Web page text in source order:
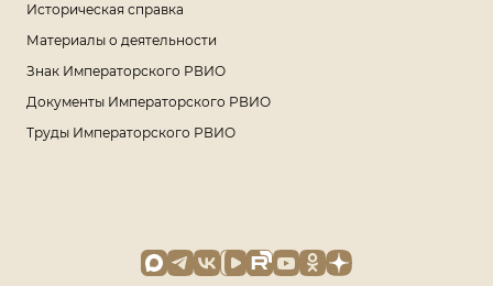
Историческая справка
Материалы о деятельности
Знак Императорского РВИО
Документы Императорского РВИО
Труды Императорского РВИО